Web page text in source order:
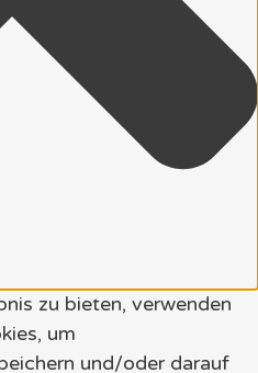
zu bieten, verwenden
um
und/oder darauf